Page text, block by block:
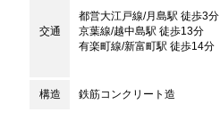
交通
都営大江戸線/月島駅 徒歩3分
京葉線/越中島駅 徒歩13分
有楽町線/新富町駅 徒歩14分
構造 鉄筋コンクリート造